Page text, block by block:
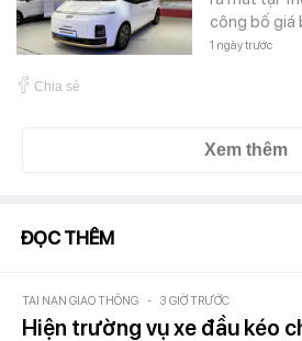
công bố giá
1 ngày trước
Chia sẻ
Xem thêm
ĐỌC THÊM
TAI NẠN GIAO THÔNG - 3 GIỜ TRƯỚC
Hiện trường vụ xe đầu kéo